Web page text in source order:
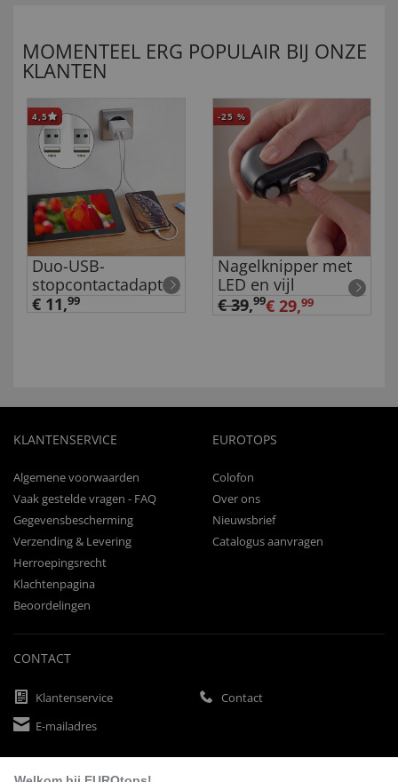
MOMENTEEL ERG POPULAIR BIJ ONZE
KLANTEN
4,5
Duo-USB-
stopcontactadapter
€ 11,99
-25 %
Nagelknipper met
LED en vijl
€ 39,99€ 29,99
KLANTENSERVICE
Algemene voorwaarden
Vaak gestelde vragen - FAQ
Gegevensbescherming
Verzending & Levering
Herroepingsrecht
Klachtenpagina
Beoordelingen
EUROTOPS
Colofon
Over ons
Nieuwsbrief
Catalogus aanvragen
CONTACT
Klantenservice
Contact
E-mailadres